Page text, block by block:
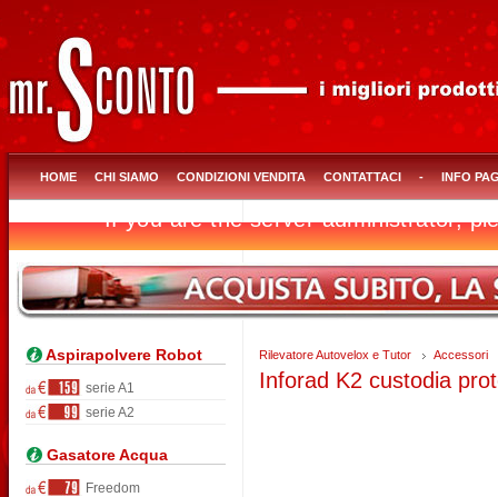
HOME CHI SIAMO CONDIZIONI VENDITA CONTATTACI - INFO
Aspirapolvere Robot
serie A1
serie A2
Gasatore Acqua
Freedom
Rilevatore Autovelox e Tutor Accessori
Inforad K2 custodia